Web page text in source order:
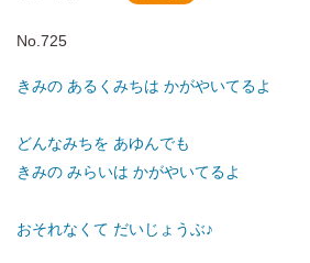
No.725
きみの あるくみちは かがやいてるよ
どんなみちを あゆんでも
きみの みらいは かがやいてるよ
おそれなくて だいじょうぶ♪